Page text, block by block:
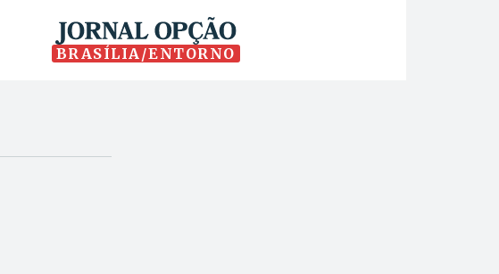
BRASÍLIA/ENTORNO